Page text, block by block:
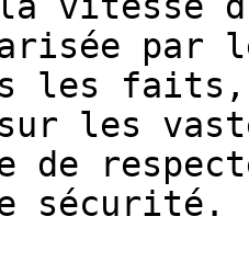
par
les faits,
sur les
de
sécurité.